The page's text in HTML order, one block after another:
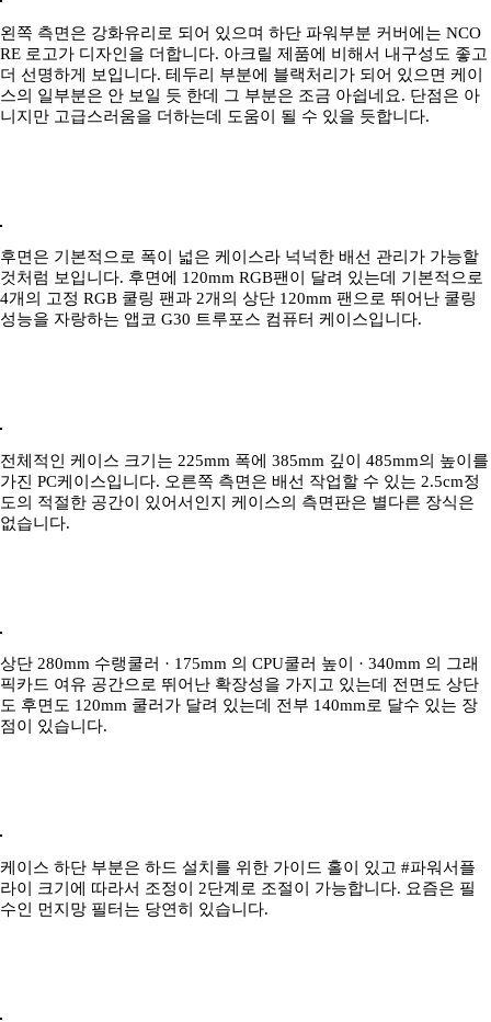
왼쪽 측면은 강화유리로 되어 있으며 하단 파워부분 커버에는 NCO
RE 로고가 디자인을 더합니다. 아크릴 제품에 비해서 내구성도 좋고
더 선명하게 보입니다. 테두리 부분에 블랙처리가 되어 있으면 케이
스의 일부분은 안 보일 듯 한데 그 부분은 조금 아쉽네요. 단점은 아
니지만 고급스러움을 더하는데 도움이 될 수 있을 듯합니다.
후면은 기본적으로 폭이 넓은 케이스라 넉넉한 배선 관리가 가능할
것처럼 보입니다. 후면에 120mm RGB팬이 달려 있는데 기본적으로
4개의 고정 RGB 쿨링 팬과 2개의 상단 120mm 팬으로 뛰어난 쿨링
성능을 자랑하는 앱코 G30 트루포스 컴퓨터 케이스입니다.
전체적인 케이스 크기는 225mm 폭에 385mm 깊이 485mm의 높이를
가진 PC케이스입니다. 오른쪽 측면은 배선 작업할 수 있는 2.5cm정
도의 적절한 공간이 있어서인지 케이스의 측면판은 별다른 장식은
없습니다.
상단 280mm 수랭쿨러 · 175mm 의 CPU쿨러 높이 · 340mm 의 그래
픽카드 여유 공간으로 뛰어난 확장성을 가지고 있는데 전면도 상단
도 후면도 120mm 쿨러가 달려 있는데 전부 140mm로 달수 있는 장
점이 있습니다.
케이스 하단 부분은 하드 설치를 위한 가이드 홀이 있고 #파워서플
라이 크기에 따라서 조정이 2단계로 조절이 가능합니다. 요즘은 필
수인 먼지망 필터는 당연히 있습니다.